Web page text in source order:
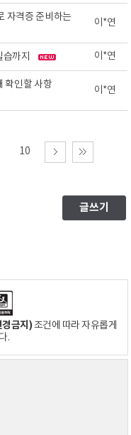
자격증 준비하는
이*연
까지 이*연
확인할 사항 이*연
10
글쓰기
금지)조건에 따라 자유롭게
.